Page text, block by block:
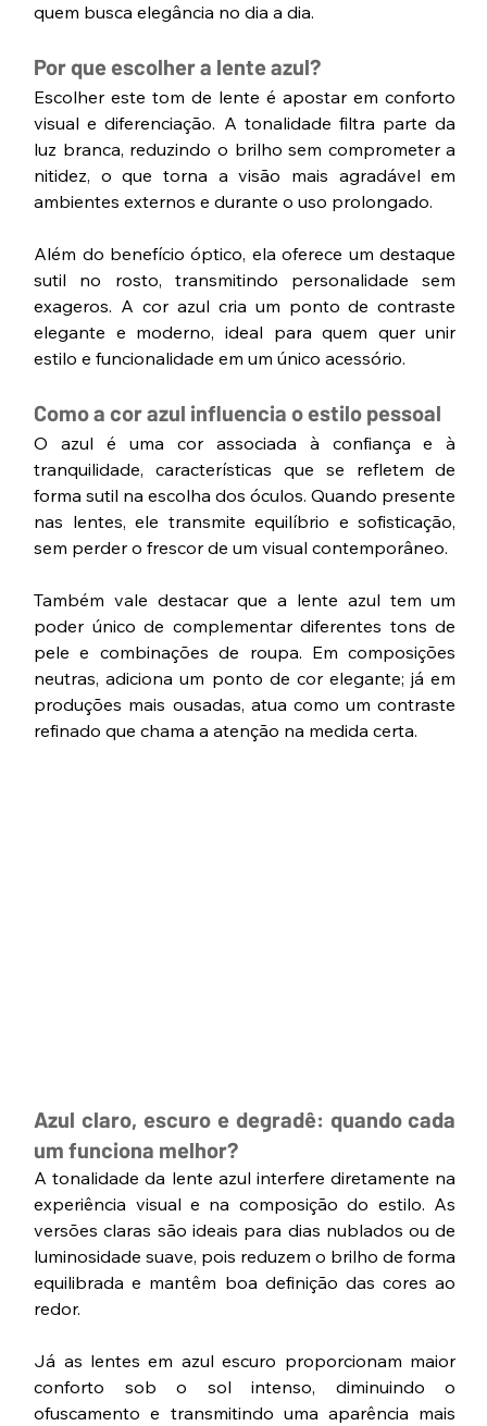
quem busca elegância no dia a dia.
Por que escolher a lente azul?
Escolher este tom de lente é apostar em conforto
visual e diferenciação. A tonalidade filtra parte da
luz branca, reduzindo o brilho sem comprometer a
nitidez, o que torna a visão mais agradável em
ambientes externos e durante o uso prolongado.
Além do benefício óptico, ela oferece um destaque
sutil no rosto, transmitindo personalidade sem
exageros. A cor azul cria um ponto de contraste
elegante e moderno, ideal para quem quer unir
estilo e funcionalidade em um único acessório.
Como a cor azul influencia o estilo pessoal
O azul é uma cor associada à confiança e à
tranquilidade, características que se refletem de
forma sutil na escolha dos óculos. Quando presente
nas lentes, ele transmite equilíbrio e sofisticação,
sem perder o frescor de um visual contemporâneo.
Também vale destacar que a lente azul tem um
poder único de complementar diferentes tons de
pele e combinações de roupa. Em composições
neutras, adiciona um ponto de cor elegante; já em
produções mais ousadas, atua como um contraste
refinado que chama a atenção na medida certa.
Azul claro, escuro e degradê: quando cada
um funciona melhor?
A tonalidade da lente azul interfere diretamente na
experiência visual e na composição do estilo. As
versões claras são ideais para dias nublados ou de
luminosidade suave, pois reduzem o brilho de forma
equilibrada e mantêm boa definição das cores ao
redor.
Já as lentes em azul escuro proporcionam maior
conforto sob o sol intenso, diminuindo o
ofuscamento e transmitindo uma aparência mais